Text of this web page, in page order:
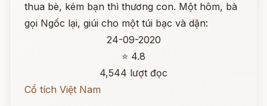
thua bè, kém bạn thì thương con. Một hôm, bà
gọi Ngốc lại, giúi cho một túi bạc và dặn:
24-09-2020
⭐ 4.8
4,544 lượt đọc
Cổ tích Việt Nam